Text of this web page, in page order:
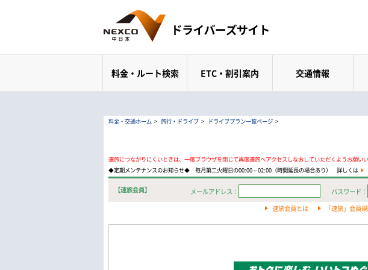
料金・ルート検索 ETC・割引案内 交通情報
料金・交通ホーム > 旅行・ドライブ > ドライブプラン一覧ページ >
速旅につながりにくいときは、一度ブラウザを閉じて再度速旅へアクセスしなおしていただくようお願いい
◆定期メンテナンスのお知らせ◆ 毎月第二火曜日の00:00～02:00（時間延長の場合あり） 詳しくは
【速旅会員】 メールアドレス： パスワード：
速旅会員とは 「速旅」会員